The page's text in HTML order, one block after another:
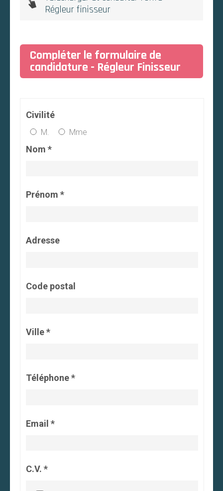
Régleur finisseur
Compléter le formulaire de
candidature - Régleur Finisseur
Civilité
M. Mme
Nom *
Prénom *
Adresse
Code postal
Ville *
Téléphone *
Email *
C.V. *